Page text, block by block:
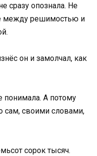
сразу опознала. Не
между решимостью и
он и замолчал, как
понимала. А потому
сам, своими словами,
сорок тысяч.